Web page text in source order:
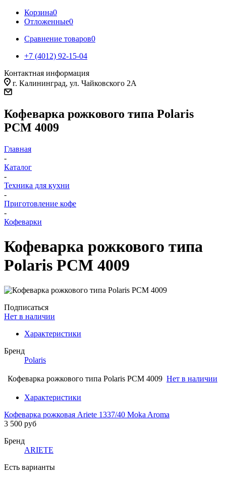
Корзина0
Отложенные0
Сравнение товаров0
+7 (4012) 92-15-04
Контактная информация
г. Калининград, ул. Чайковского 2А
Кофеварка рожкового типа Polaris
PCM 4009
Главная
-
Каталог
-
Техника для кухни
-
Приготовление кофе
-
Кофеварки
Кофеварка рожкового типа
Polaris PCM 4009
Подписаться
Нет в наличии
Характеристики
Бренд
Polaris
Кофеварка рожкового типа Polaris PCM 4009 Нет в наличии
Характеристики
Кофеварка рожковая Ariete 1337/40 Moka Aroma
3 500 руб
Бренд
ARIETE
Есть варианты